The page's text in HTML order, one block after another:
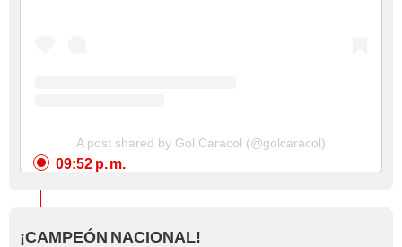
A post shared by Gol Caracol (@golcaracol)
09:52 p. m.
¡CAMPEÓN NACIONAL!